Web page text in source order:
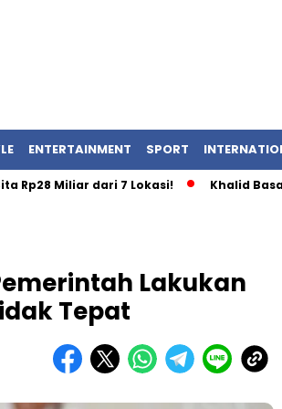
ENTERTAINMENT SPORT
Miliar dari 7 Lokasi! Khalid Basalamah
Lakukan
Tepat